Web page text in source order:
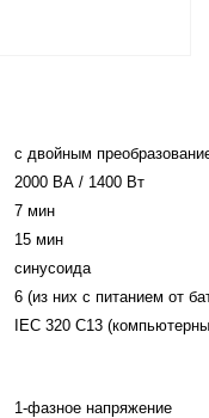
с двойным
2000 ВА / 1400 Вт
7 мин
15 мин
синусоида
6 (из них с питанием от
IEC 320 C13
1-фазное напряжение